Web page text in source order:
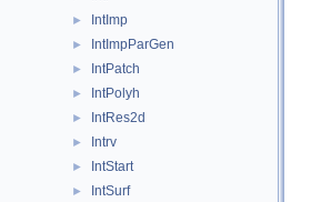
► IntImp
► IntImpParGen
► IntPatch
► IntPolyh
► IntRes2d
► Intrv
► IntStart
► IntSurf